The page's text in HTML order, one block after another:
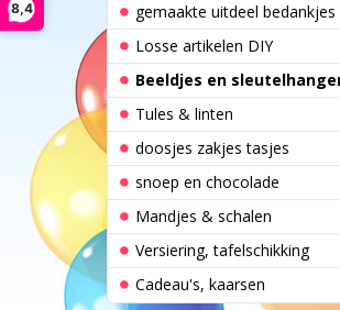
8,4
gemaakte uitdeel bedankjes
Losse artikelen DIY
Beeldjes en
Tules & linten
doosjes zakjes tasjes
snoep en chocolade
Mandjes & schalen
Versiering, tafelschikking
Cadeau's, kaarsen